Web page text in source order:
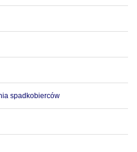
spadkobierców